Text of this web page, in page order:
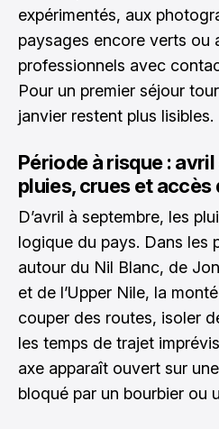
expérimentés, aux
paysages encore verts ou
professionnels avec
Pour un premier séjour
janvier restent plus lisibles.
Période à risque :
pluies, crues et
D’avril à septembre, les
logique du pays. Dans les
autour du Nil Blanc, de
et de l’Upper Nile, la
couper des routes, isoler
les temps de trajet
axe apparaît ouvert sur
bloqué par un bourbier ou